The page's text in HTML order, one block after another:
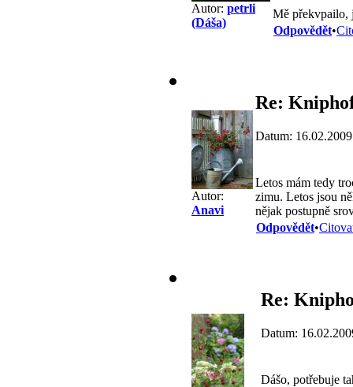
Autor: petrli
(Dáša)
Mě překvpailo,
Odpovědět•
Autor:
Anavi
Re:
Datum:
Letos mám tedy
zimu. Letos jsou
nějak postupně
Odpovědět•
Re:
Datum:
Dášo, potřebuje